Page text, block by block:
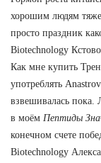
хорошим людям
просто праздник
Biotechnology
Как мне купить
употреблять
взвешивалась пока.
в моём Пептиды
конечном счете
Biotechnology